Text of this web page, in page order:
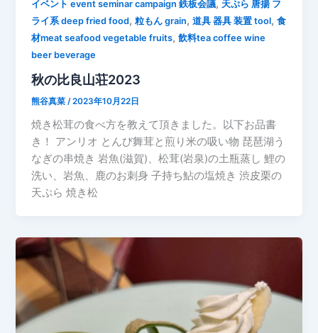
イベント event seminar campaign 鉄板会議, 天ぷら 唐揚 フ
ライ系 deep fried food,粒もん grain,道具 器具 装置 tool,食
材meat seafood vegetable fruits,飲料tea coffee wine
beer beverage
秋の比良山荘2023
熊谷真菜 /2023年10月22日
焼き松茸の食べ方を教えて頂きました。以下お品書
き！ アンリオ とんび舞茸と煎り米の吸い物 琵琶湖う
なぎの串焼き 岩魚(滋賀)、松茸(岩泉)の土瓶蒸し 鯉の
洗い、岩魚、鹿のお刺身 子持ち鮎の塩焼き 渋皮栗の
天ぷら 焼き松